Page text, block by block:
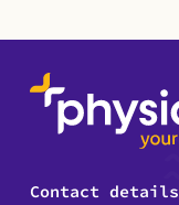
Contact details